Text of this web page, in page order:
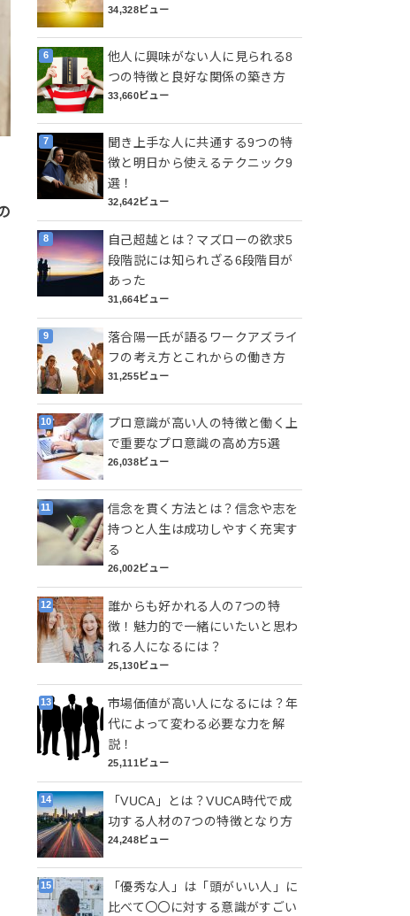
34,328ビュー
他人に興味がない人に見られる8
つの特徴と良好な関係の築き方
33,660ビュー
聞き上手な人に共通する9つの特
徴と明日から使えるテクニック9
選！
32,642ビュー
自己超越とは？マズローの欲求5
段階説には知られざる6段階目が
あった
31,664ビュー
落合陽一氏が語るワークアズライ
フの考え方とこれからの働き方
31,255ビュー
プロ意識が高い人の特徴と働く上
で重要なプロ意識の高め方5選
26,038ビュー
信念を貫く方法とは？信念や志を
持つと人生は成功しやすく充実す
る
26,002ビュー
誰からも好かれる人の7つの特
徴！魅力的で一緒にいたいと思わ
れる人になるには？
25,130ビュー
市場価値が高い人になるには？年
代によって変わる必要な力を解
説！
25,111ビュー
「VUCA」とは？VUCA時代で成
功する人材の7つの特徴となり方
24,248ビュー
「優秀な人」は「頭がいい人」に
比べて〇〇に対する意識がすごい